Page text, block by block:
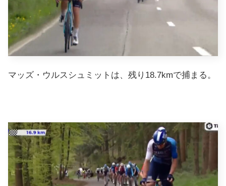
マッズ・ウルスシュミットは、残り18.7kmで捕まる。